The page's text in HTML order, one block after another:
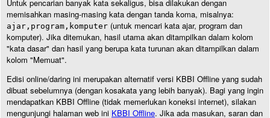
Untuk pencarian banyak kata sekaligus, bisa dilakukan dengan
memisahkan masing-masing kata dengan tanda koma, misalnya:
ajar,program,komputer (untuk mencari kata ajar, program dan
komputer). Jika ditemukan, hasil utama akan ditampilkan dalam kolom
"kata dasar" dan hasil yang berupa kata turunan akan ditampilkan dalam
kolom "Memuat".
Edisi online/daring ini merupakan alternatif versi KBBI Offline yang sudah
dibuat sebelumnya (dengan kosakata yang lebih banyak). Bagi yang ingin
mendapatkan KBBI Offline (tidak memerlukan koneksi internet), silakan
mengunjungi halaman web ini KBBI Offline. Jika ada masukan, saran dan